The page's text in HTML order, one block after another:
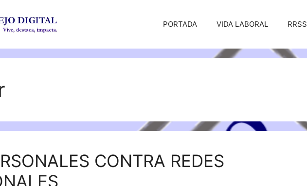
PORTADA VIDA LABORAL RRSS
CONTRA REDES